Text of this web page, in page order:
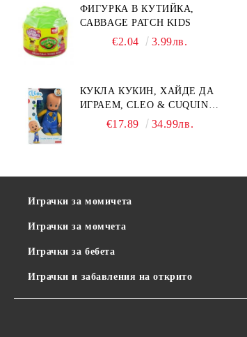
ФИГУРКА В КУТИЙКА,
CABBAGE PATCH KIDS
€2.04 3.99лв.
КУКЛА КУКИН, ХАЙДЕ ДА
ИГРАЕМ, CLEO & CUQUIN,
25 СМ.€17.89 34.99лв.
Играчки за момичета
Играчки за момчета
Играчки за бебета
Играчки и забавления на открито